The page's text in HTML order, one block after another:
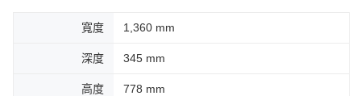
寬度 1,360 mm
深度 345 mm
高度 778 mm